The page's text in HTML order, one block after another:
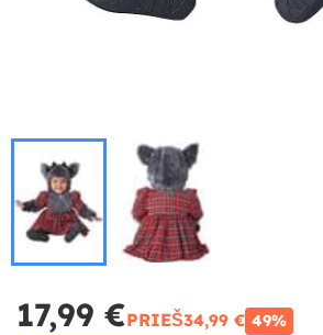
17,99 €PRIEŠ34,99 € 49%